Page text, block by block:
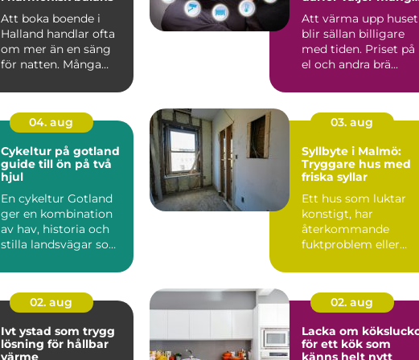
Att boka boende i
Halland handlar ofta
om mer än en säng
för natten. Många
n...
Att värma upp huset
blir sällan billigare
med tiden. Priset på
el och andra brä...
04. aug
Cykeltur på gotland
guide till ön på två
hjul
En cykeltur Gotland
ger en kombination
av hav, historia och
stilla landsvägar som
03. aug
Syllbyte i Malmö:
Tryggare hus med
friska syllar
Ett hus som luktar
konstigt, har
återkommande
fuktproblem eller
inomhusbesvär kan...
02. aug
Ivt ystad som trygg
lösning för hållbar
värme
02. aug
Lacka om
för ett kök som
känns helt nytt